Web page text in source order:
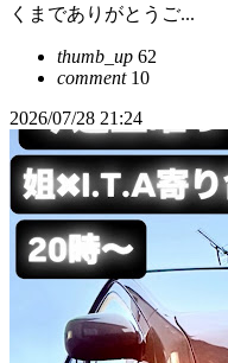
くまでありがとうご...
thumb_up 62
comment10
2026/07/28 21:24